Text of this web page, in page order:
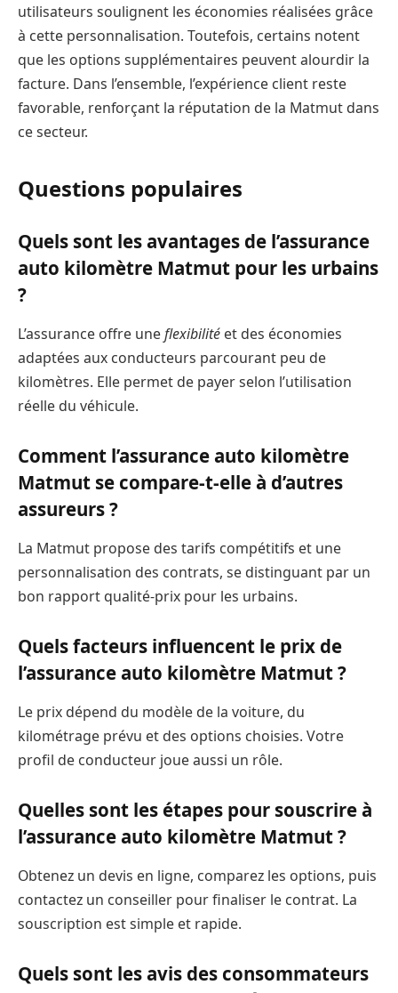
utilisateurs soulignent les économies réalisées grâce
à cette personnalisation. Toutefois, certains notent
que les options supplémentaires peuvent alourdir la
facture. Dans l’ensemble, l’expérience client reste
favorable, renforçant la réputation de la Matmut dans
ce secteur.
Questions populaires
Quels sont les avantages de l’assurance
auto kilomètre Matmut pour les urbains
?
L’assurance offre uneflexibilité et des économies
adaptées aux conducteurs parcourant peu de
kilomètres. Elle permet de payer selon l’utilisation
réelle du véhicule.
Comment l’assurance auto kilomètre
Matmut se compare-t-elle à d’autres
assureurs ?
La Matmut propose des tarifs compétitifs et une
personnalisation des contrats, se distinguant par un
bon rapport qualité-prix pour les urbains.
Quels facteurs influencent le prix de
l’assurance auto kilomètre Matmut ?
Le prix dépend du modèle de la voiture, du
kilométrage prévu et des options choisies. Votre
profil de conducteur joue aussi un rôle.
Quelles sont les étapes pour souscrire à
l’assurance auto kilomètre Matmut ?
Obtenez un devis en ligne, comparez les options, puis
contactez un conseiller pour finaliser le contrat. La
souscription est simple et rapide.
Quels sont les avis des consommateurs